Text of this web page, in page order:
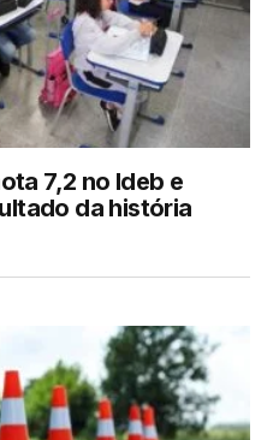
7,2 no Ideb e
da história